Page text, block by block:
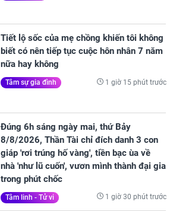
Tiết lộ sốc của mẹ chồng khiến tôi không
biết có nên tiếp tục cuộc hôn nhân 7 năm
nữa hay không
Tâm sự gia đình 1 giờ 15 phút trước
Đúng 6h sáng ngày mai, thứ Bảy
8/8/2026, Thần Tài chỉ đích danh 3 con
giáp 'rơi trúng hố vàng', tiền bạc ùa về
nhà 'như lũ cuốn', vươn mình thành đại gia
trong phút chốc
Tâm linh - Tử vi 1 giờ 30 phút trước